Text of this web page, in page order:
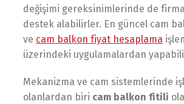
değişimi gereksinimlerinde de
destek alabilirler. En güncel cam
ve cam balkon fiyat hesaplama
üzerindeki uygulamalardan
Mekanizma ve cam sistemlerinde
olanlardan biri cam balkon fitili